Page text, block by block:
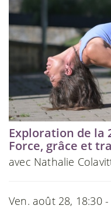
Exploration de la
Force, grâce et
avec Nathalie
Ven. août 28, 18:30